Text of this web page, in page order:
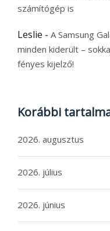
számítógép is
Leslie - A Samsung
minden kiderült –
fényes kijelző!
Korábbi
2026. augusztus
2026. július
2026. június